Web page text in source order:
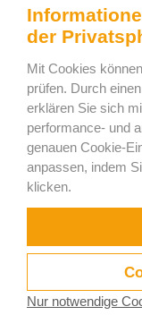
der
Mit Cookies
prüfen. Durch
erklären Sie sich
performance- und
genauen Cookie-
anpassen, indem
klicken.
Nur notwendige